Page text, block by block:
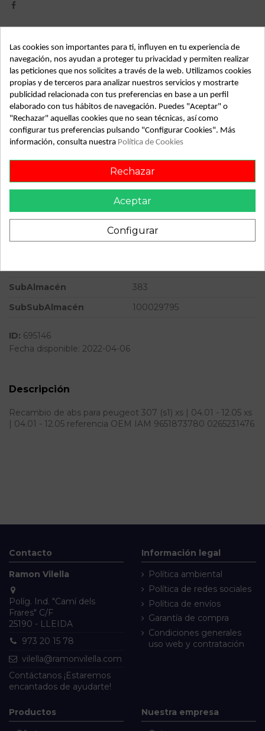
Detalles de producto
OEM:
9651873780
Año fabricación
2004
Código motor
RHY
Bastidor
VF33CRHYB83783388
Color
Blanco
90CV 67KW
0265231476
SubAlmacén
383
SubSubAlmacén
100029795
ID: 695146
Fecha disponible: 2022-04-06
Descripción
Recambio de abs para peugeot 307 (s1) xs | 04.01 - 12.05 xs
| 04.01 - 12.05 referencia OEM IAM 9651873780 0265231476
Contacto
Ramon Vilella
Políg. Ind. "Camí dels
Frares" C/F
25190 - LLEIDA
973 20 15 78
vilella@ramonvilella.com
Contáctanos ¡Estaremos
encantados de ayudarte!
Información legal
Política ambiental
Política de redes sociales
Política de envíos
Garantía de compra
Condiciones generales
uso web y contratación
Productos Nuestra empresa
Las cookies son importantes para ti, influyen en tu experiencia de
navegación, nos ayudan a proteger tu privacidad y permiten realizar
las peticiones que nos solicites a través de la web. Utilizamos cookies
propias y de terceros para analizar nuestros servicios y mostrarte
publicidad relacionada con tus preferencias en base a un perfil
elaborado con tus hábitos de navegación. Puedes "Aceptar" o
"Rechazar" aquellas cookies que no sean técnicas, así como
configurar tus preferencias pulsando "Configurar Cookies". Más
información, consulta nuestra Política de Cookies
Rechazar
Aceptar
Configurar